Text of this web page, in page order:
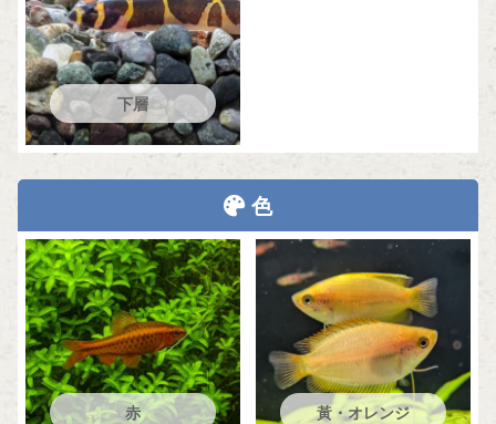
下層
色
赤 黃・オレンジ